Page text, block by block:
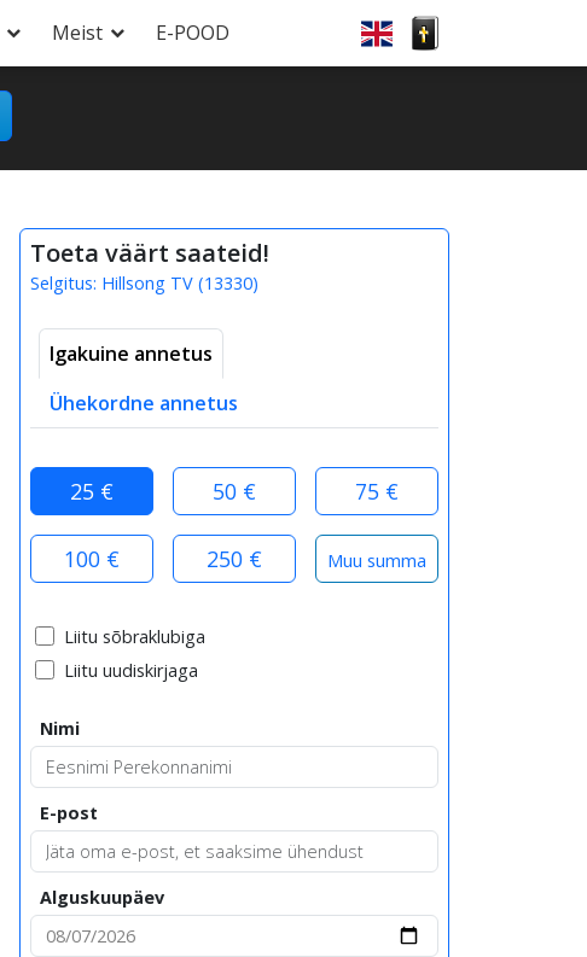
Meist E-POOD
Toeta väärt saateid!
Selgitus: Hillsong TV (13330)
Igakuine annetus
Ühekordne annetus
25 € 50 € 75 €
100 € 250 €
Liitu sõbraklubiga
Liitu uudiskirjaga
Nimi
E-post
Alguskuupäev